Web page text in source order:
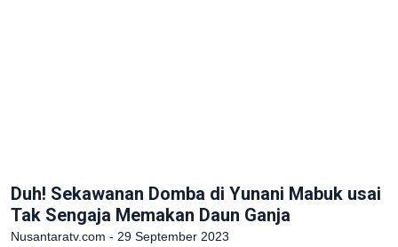
Duh! Sekawanan Domba di Yunani Mabuk usai
Tak Sengaja Memakan Daun Ganja
Nusantaratv.com - 29 September 2023